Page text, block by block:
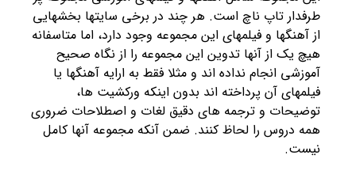
طرفدار تاپ ناچ است. هر چند در برخی سایتها بخشهایی
از آهنگها و فیلمهای این مجموعه وجود دارد، اما متاسفانه
هیچ یک از آنها تدوین این مجموعه را از نگاه صحیح
آموزشی انجام نداده اند و مثلا فقط به ارایه آهنگها یا
فیلمهای آن پرداخته اند بدون اینکه ورکشیت ها،
توضیحات و ترجمه های دقیق لغات و اصطلاحات ضروری
همه دروس را لحاظ کنند. ضمن آنکه مجموعه آنها کامل
نیست.